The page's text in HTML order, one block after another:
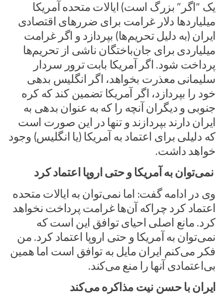
یک “اگر” بزرگ است) ایالات متحده آمریکا
میلیاردها دلار غرامت برای ضررهای اقتصادی
ایران (به دلیل تحریم‌ها) بپردازد و اگر غرامت
میلیاردی برای جان‌باختگان ناشی از تحریم‌ها
پرداخت شود. اگر آمریکا بابت ترور سردار
سلیمانی معذرت بخواهد، اگر انگلیس بدهی
خود را بپردازد، اگر آمریکا تضمین کند که کره
جنوبی و دیگران آنچه را که به عنوان بدهی به
ایران دارند بپردازند و تنها در این صورت است
که دلیلی برای اعتماد به آمریکا (یا انگلیس) وجود
خواهد داشت.
نمی‌توان به آمریکا و حتی اروپا اعتماد کرد
وی در ادامه گفت: اما نمی‌توان به ایالات متحده
اعتماد کرد چراکه آن‌ها غرامت پرداخت نخواهد
کرد. مانع اصلی احیای توافق این است که
نمی‌توان به آمریکا و حتی اروپا اعتماد کرد. من
فکر می‌کنم ایران مایل به توافق است اما همین
بی‌اعتمادی آنها را منع می‌کند.
ایران با حسن نیت مذاکره می‌کند